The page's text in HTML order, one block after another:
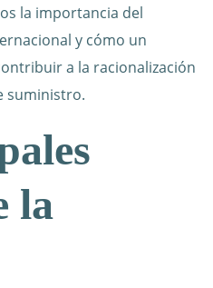
la importancia del
y cómo un
a la racionalización
suministro.
la